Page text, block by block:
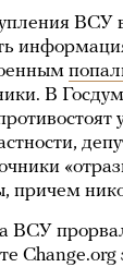
ВСУ
В
причем
ВСУ
Change.org